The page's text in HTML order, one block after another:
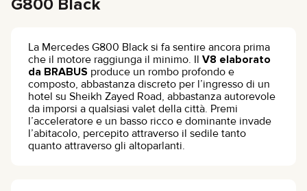
G800 Black
La Mercedes G800 Black si fa sentire ancora prima
che il motore raggiunga il minimo. Il V8 elaborato
da BRABUS produce un rombo profondo e
composto, abbastanza discreto per l’ingresso di un
hotel su Sheikh Zayed Road, abbastanza autorevole
da imporsi a qualsiasi valet della città. Premi
l’acceleratore e un basso ricco e dominante invade
l’abitacolo, percepito attraverso il sedile tanto
quanto attraverso gli altoparlanti.